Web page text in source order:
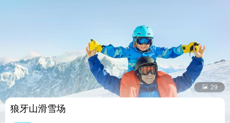
 29
狼牙山滑雪场